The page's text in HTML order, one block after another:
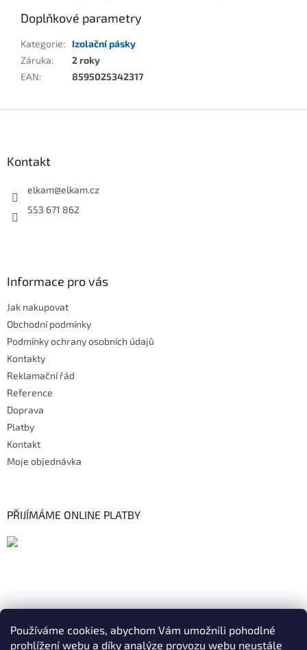
Používáme cookies, abychom Vám umožnili pohodlné
prohlížení webu a díky analýze provozu webu neustále
Doplňkové parametry
Kategorie:
Izolační pásky
Záruka:
2 roky
EAN: 8595025342317
Kontakt
elkam@elkam.cz
553 671 862
Informace pro vás
Jak nakupovat
Obchodní podmínky
Podmínky ochrany osobních údajů
Kontakty
Reklamační řád
Reference
Doprava
Platby
Kontakt
Moje objednávka
PŘIJÍMÁME ONLINE PLATBY